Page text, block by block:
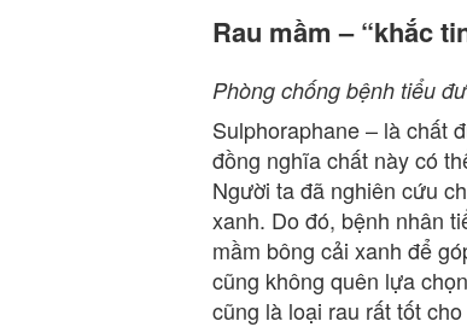
Rau mầm – “khắc
Phòng chống bệnh tiểu
Sulphoraphane – là chất
đồng nghĩa chất này có
Người ta đã nghiên cứu
xanh. Do đó, bệnh nhân
mầm bông cải xanh để
cũng không quên lựa
cũng là loại rau rất tốt